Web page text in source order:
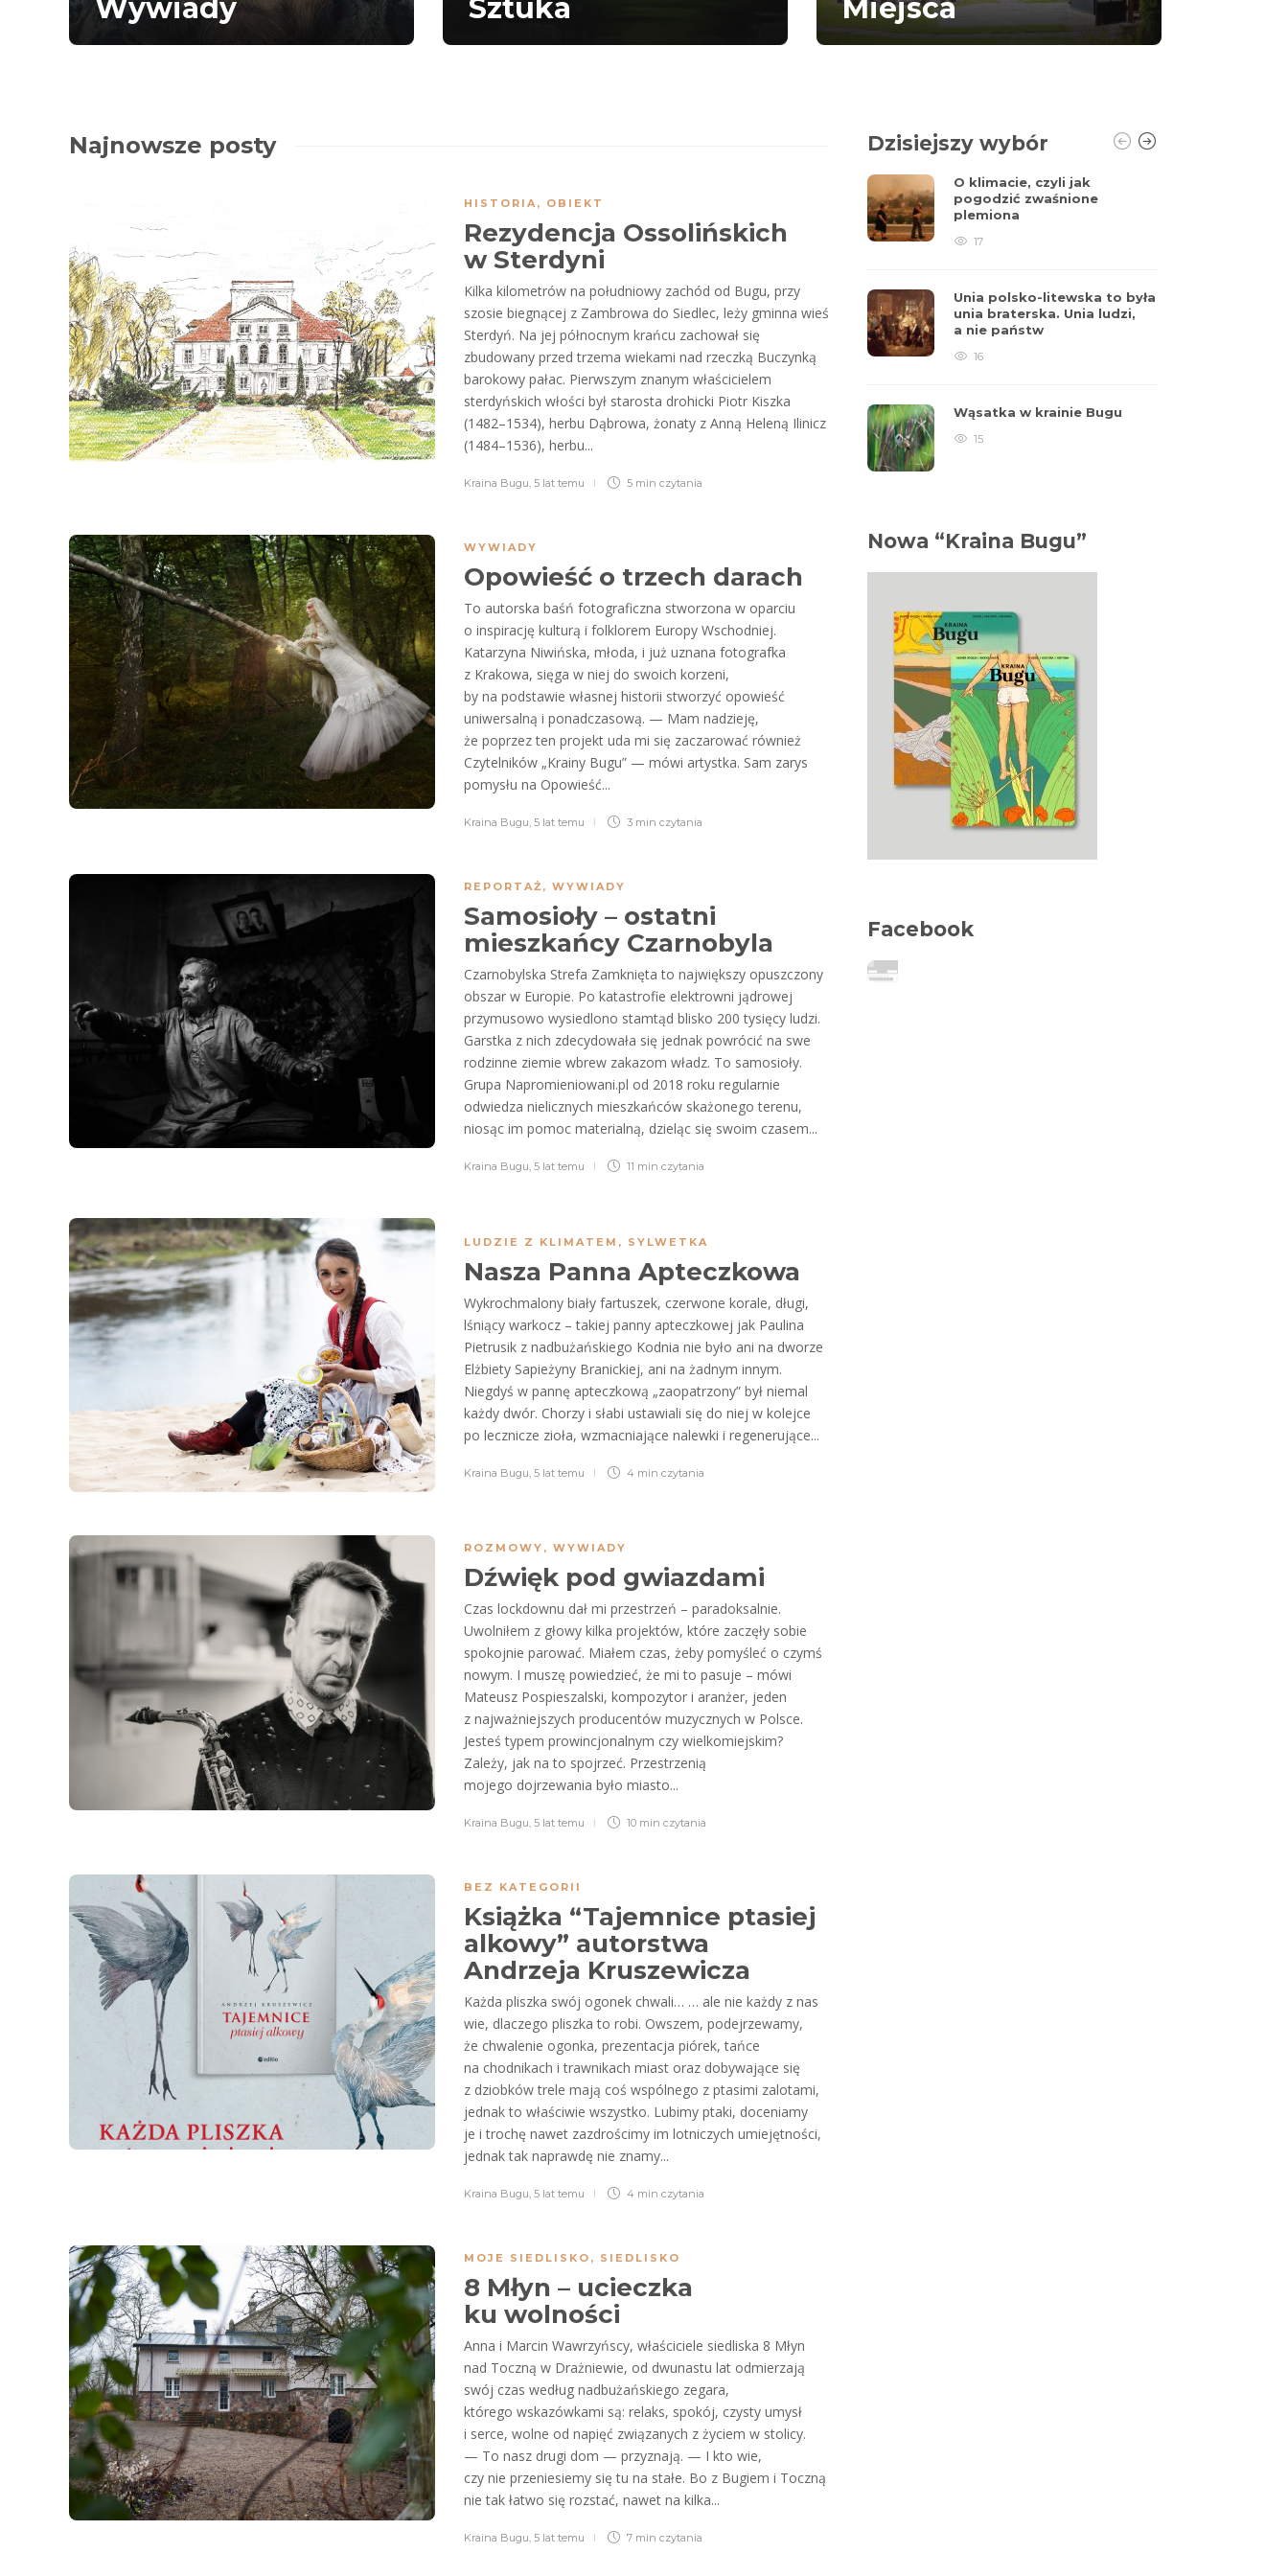
Wywiady Sztuka Miejsca
Najnowsze posty
HISTORIA, OBIEKT
Rezydencja Ossolińskich
w Sterdyni
Kilka kilometrów na południowy zachód od Bugu, przy
szosie biegnącej z Zambrowa do Siedlec, leży gminna wieś
Sterdyń. Na jej północnym krańcu zachował się
zbudowany przed trzema wiekami nad rzeczką Buczynką
barokowy pałac. Pierwszym znanym właścicielem
sterdyńskich włości był starosta drohicki Piotr Kiszka
(1482–1534), herbu Dąbrowa, żonaty z Anną Heleną Ilinicz
(1484–1536), herbu...
Kraina Bugu, 5 lat temu 5 min czytania
WYWIADY
Opowieść o trzech darach
To autorska baśń fotograficzna stworzona w oparciu
o inspirację kulturą i folklorem Europy Wschodniej.
Katarzyna Niwińska, młoda, i już uznana fotografka
z Krakowa, sięga w niej do swoich korzeni,
by na podstawie własnej historii stworzyć opowieść
uniwersalną i ponadczasową. — Mam nadzieję,
że poprzez ten projekt uda mi się zaczarować również
Czytelników „Krainy Bugu” — mówi artystka. Sam zarys
pomysłu na Opowieść...
Kraina Bugu, 5 lat temu 3 min czytania
REPORTAŻ, WYWIADY
Samosioły – ostatni
mieszkańcy Czarnobyla
Czarnobylska Strefa Zamknięta to największy opuszczony
obszar w Europie. Po katastrofie elektrowni jądrowej
przymusowo wysiedlono stamtąd blisko 200 tysięcy ludzi.
Garstka z nich zdecydowała się jednak powrócić na swe
rodzinne ziemie wbrew zakazom władz. To samosioły.
Grupa Napromieniowani.pl od 2018 roku regularnie
odwiedza nielicznych mieszkańców skażonego terenu,
niosąc im pomoc materialną, dzieląc się swoim czasem...
Kraina Bugu, 5 lat temu 11 min czytania
LUDZIE Z KLIMATEM , SYLWETKA
Nasza Panna Apteczkowa
Wykrochmalony biały fartuszek, czerwone korale, długi,
lśniący warkocz – takiej panny apteczkowej jak Paulina
Pietrusik z nadbużańskiego Kodnia nie było ani na dworze
Elżbiety Sapieżyny Branickiej, ani na żadnym innym.
Niegdyś w pannę apteczkową „zaopatrzony” był niemal
każdy dwór. Chorzy i słabi ustawiali się do niej w kolejce
po lecznicze zioła, wzmacniające nalewki i regenerujące...
Kraina Bugu 5 lat temu 4 min czytania
ROZMOWY , WYWIADY
Dźwięk pod gwiazdami
Czas lockdownu dał mi przestrzeń – paradoksalnie.
Uwolniłem z głowy kilka projektów, które zaczęły sobie
spokojnie parować. Miałem czas, żeby pomyśleć o czymś
nowym. I muszę powiedzieć, że mi to pasuje – mówi
Mateusz Pospieszalski, kompozytor i aranżer, jeden
z najważniejszych producentów muzycznych w Polsce.
Jesteś typem prowincjonalnym czy wielkomiejskim?
Zależy, jak na to spojrzeć. Przestrzenią
mojego dojrzewania było miasto...
Kraina Bugu, 5 lat temu 10 min czytania
BEZ KATEGORII
Książka “Tajemnice ptasiej
alkowy” autorstwa
Andrzeja Kruszewicza
Każda pliszka swój ogonek chwali… … ale nie każdy z nas
wie, dlaczego pliszka to robi. Owszem, podejrzewamy,
że chwalenie ogonka, prezentacja piórek, tańce
na chodnikach i trawnikach miast oraz dobywające się
z dziobków trele mają coś wspólnego z ptasimi zalotami,
jednak to właściwie wszystko. Lubimy ptaki, doceniamy
je i trochę nawet zazdrościmy im lotniczych umiejętności,
jednak tak naprawdę nie znamy...
Kraina Bugu, 5 lat temu 4 min czytania
MOJE SIEDLISKO , SIEDLISKO
8 Młyn – ucieczka
ku wolności
Anna i Marcin Wawrzyńscy, właściciele siedliska 8 Młyn
nad Toczną w Drażniewie, od dwunastu lat odmierzają
swój czas według nadbużańskiego zegara,
którego wskazówkami są: relaks, spokój, czysty umysł
i serce, wolne od napięć związanych z życiem w stolicy.
— To nasz drugi dom — przyznają. — I kto wie,
czy nie przeniesiemy się tu na stałe. Bo z Bugiem i Toczną
nie tak łatwo się rozstać, nawet na kilka...
Kraina Bugu, 5 lat temu 7 min czytania
Dzisiejszy wybór
O klimacie, czyli jak
pogodzić zwaśnione
plemiona
17
Unia polsko-litewska to była
unia braterska. Unia ludzi,
a nie państw
16
Wąsatka w krainie Bugu
15
Nowa “Kraina Bugu”
Facebook